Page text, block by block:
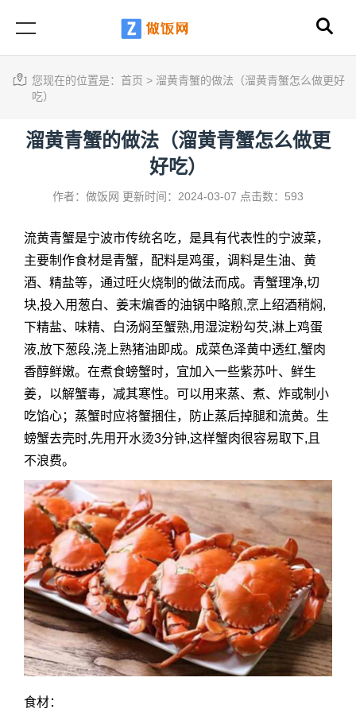
您现在的位置是： 首页 > 溜黄青蟹的做法（溜黄青蟹怎么做更好
吃）
溜黄青蟹的做法（溜黄青蟹怎么做更
好吃）
作者：做饭网 更新时间：2024-03-07 点击数：593
流黄青蟹是宁波市传统名吃，是具有代表性的宁波菜，
主要制作食材是青蟹，配料是鸡蛋，调料是生油、黄
酒、精盐等，通过旺火烧制的做法而成。青蟹理净,切
块,投入用葱白、姜末煸香的油锅中略煎,烹上绍酒稍焖,
下精盐、味精、白汤焖至蟹熟,用湿淀粉勾芡,淋上鸡蛋
液,放下葱段,浇上熟猪油即成。成菜色泽黄中透红,蟹肉
香醇鲜嫩。在煮食螃蟹时，宜加入一些紫苏叶、鲜生
姜，以解蟹毒，减其寒性。可以用来蒸、煮、炸或制小
吃馅心；蒸蟹时应将蟹捆住，防止蒸后掉腿和流黄。生
螃蟹去壳时,先用开水烫3分钟,这样蟹肉很容易取下,且
不浪费。
食材：